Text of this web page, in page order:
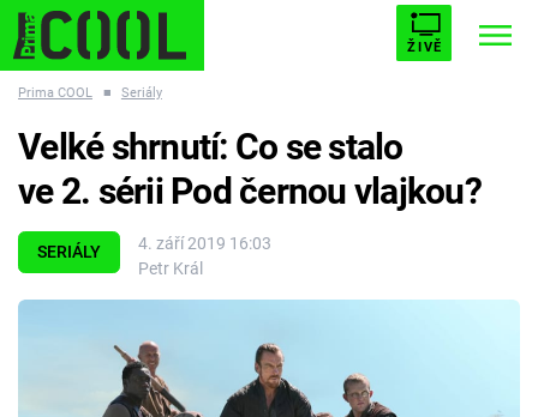
ŽIVĚ
ESCAPE PLNEJ KOTEL AVENGERS 5
Prima COOL ■ Seriály
SERIÁLY
4. září 2019 16:03
Petr Král
Velké shrnutí: Co se stalo
ve 2. sérii Pod černou vlajkou?